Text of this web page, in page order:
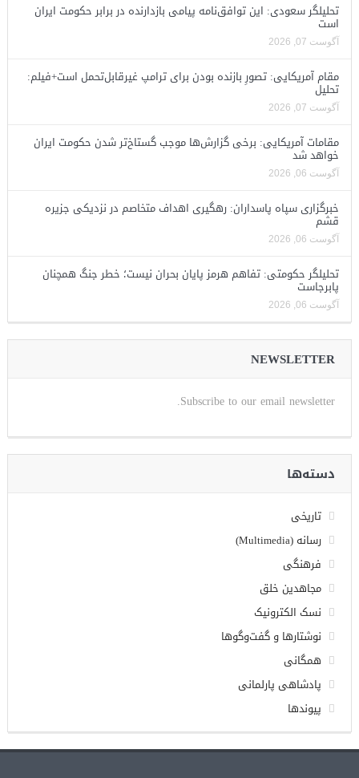
تحلیلگر سعودی: این توافق‌نامه پیامی بازدارنده در برابر حکومت ایران
است
آگوست 07, 2026
مقام آمریکایی: تصورِ بازنده بودن برای ترامپ غیرقابل‌تحمل است+فیلم:
تحلیل
آگوست 07, 2026
مقامات آمریکایی: برخی گزارش‌ها موجب گستاخ‌تر شدن حکومت ایران
خواهد شد
آگوست 06, 2026
خبرگزاری سپاه پاسداران: رهگیری اهداف متخاصم در نزدیکی جزیره
قشم
آگوست 06, 2026
تحلیلگر حکومتی: تفاهم هرمز پایان بحران نیست؛ خطر جنگ همچنان
پابرجاست
آگوست 06, 2026
NEWSLETTER
Subscribe to our email newsletter.
دسته‌ها
تاریخی
رسانه (Multimedia)
فرهنگی
مجاهدین خلق
نسک الکترونیک
نوشتارها و گفت‌وگوها
همگانی
پادشاهی پارلمانی
پیوندها